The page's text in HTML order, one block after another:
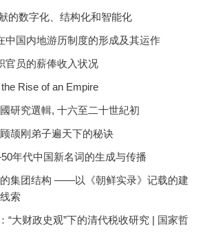
的数字化、结构化和智能化
中国内地游历制度的形成及其运作
官员的薪俸收入状况
Rise of an Empire
研究選輯, 十六至二十世紀初
颉刚弟子遍天下的秘诀
年代中国新名词的生成与传播
集团结构 ——以《朝鲜实录》记载的建
索
“大财政史观”下的清代税收研究 | 国家哲